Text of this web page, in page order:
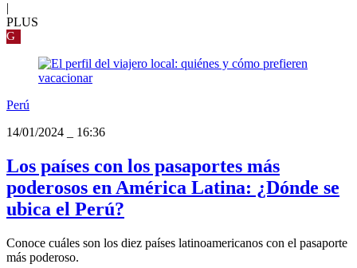
|
PLUS
G
Perú
14/01/2024
16:36
Los países con los pasaportes más
poderosos en América Latina: ¿Dónde se
ubica el Perú?
Conoce cuáles son los diez países latinoamericanos con el pasaporte
más poderoso.